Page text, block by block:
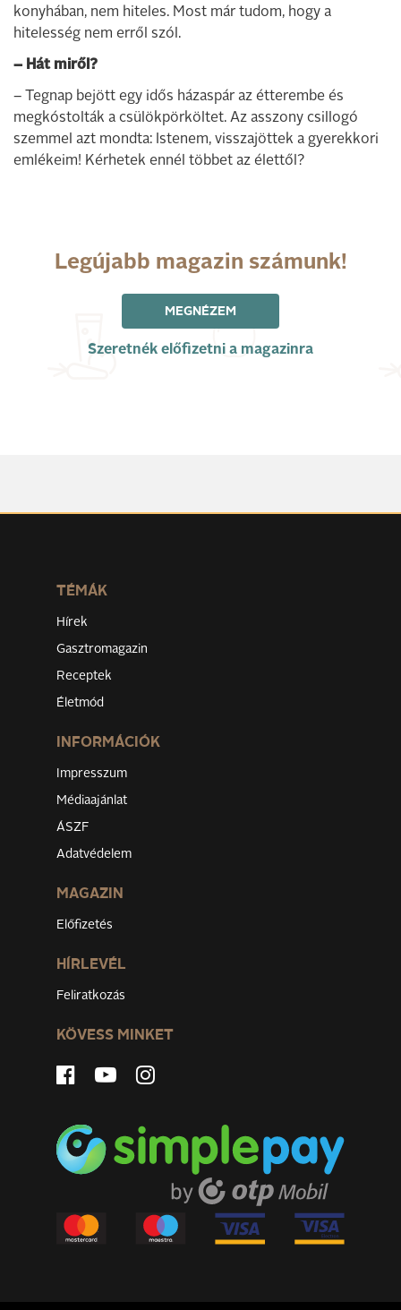
konyhában, nem hiteles. Most már tudom, hogy a
hitelesség nem erről szól.
– Hát miről?
– Tegnap bejött egy idős házaspár az étterembe és
megkóstolták a csülökpörköltet. Az asszony csillogó
szemmel azt mondta: Istenem, visszajöttek a gyerekkori
emlékeim! Kérhetek ennél többet az élettől?
Legújabb magazin számunk!
MEGNÉZEM
Szeretnék előfizetni a magazinra
TÉMÁK
Hírek
Gasztromagazin
Receptek
Életmód
INFORMÁCIÓK
Impresszum
Médiaajánlat
ÁSZF
Adatvédelem
MAGAZIN
Előfizetés
HÍRLEVÉL
Feliratkozás
KÖVESS MINKET